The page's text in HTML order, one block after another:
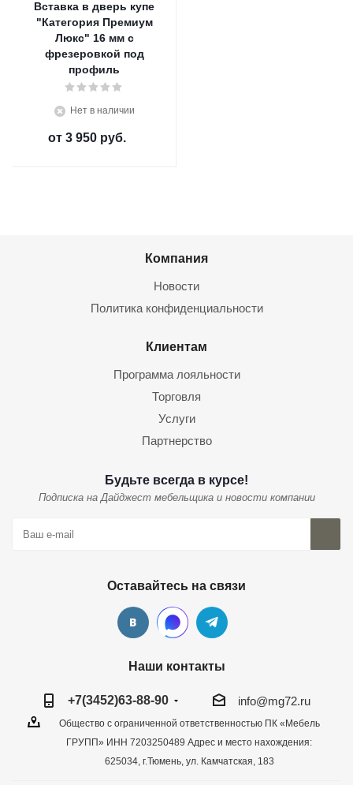
Вставка в дверь купе
"Категория Премиум
Люкс" 16 мм с
фрезеровкой под
профиль
Нет в наличии
от 3 950 руб.
Компания
Новости
Политика конфиденциальности
Клиентам
Программа лояльности
Торговля
Услуги
Партнерство
Будьте всегда в курсе!
Подписка на Дайджест мебельщика и новости компании
Оставайтесь на связи
Наши контакты
+7(3452)63-88-90 info@mg72.ru
Общество с ограниченной ответственностью ПК «Мебель
ГРУПП» ИНН 7203250489 Адрес и место нахождения:
625034, г.Тюмень, ул. Камчатская, 183